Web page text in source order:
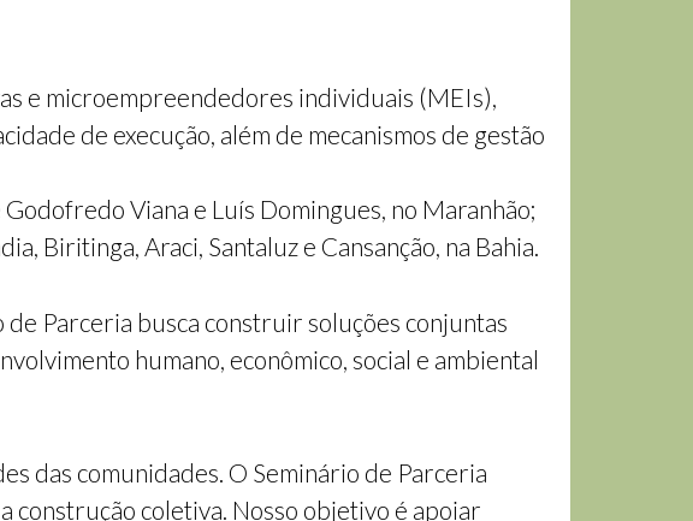
e microempreendedores individuais (MEIs),
de execução, além de mecanismos de gestão
Viana e Luís Domingues, no Maranhão;
Biritinga, Araci, Santaluz e Cansanção, na Bahia.
Parceria busca construir soluções conjuntas
humano, econômico, social e ambiental
das comunidades. O Seminário de Parceria
construção coletiva. Nosso objetivo é apoiar